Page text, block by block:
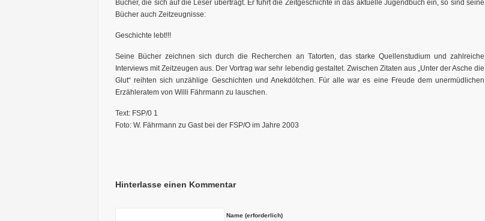
Bücher, die sich auf die Leser überträgt. Er führt die Zeitgeschichte in das aktuelle Jugendbuch ein, so sind seine
Bücher auch Zeitzeugnisse:
Geschichte lebt!!!
Seine Bücher zeichnen sich durch die Recherchen an Tatorten, das starke Quellenstudium und zahlreiche
Interviews mit Zeitzeugen aus. Der Vortrag war sehr lebendig gestaltet. Zwischen Zitaten aus „Unter der Asche die
Glut“ reihten sich unzählige Geschichten und Anekdötchen. Für alle war es eine Freude dem unermüdlichen
Erzähleratem von Willi Fährmann zu lauschen.
Text: FSP/0 1
Foto: W. Fährmann zu Gast bei der FSP/O im Jahre 2003
Hinterlasse einen Kommentar
Name (erforderlich)